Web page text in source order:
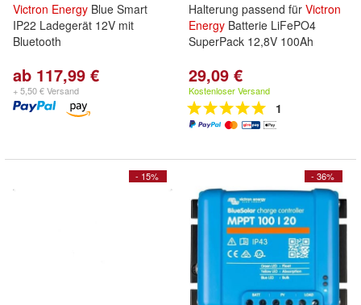
Victron Energy Blue Smart
IP22 Ladegerät 12V mit
Bluetooth
ab 117,99 €
+ 5,50 € Versand
Halterung passend für Victron
Energy Batterie LiFePO4
SuperPack 12,8V 100Ah
29,09 €
Kostenloser Versand
1
- 15% - 36%